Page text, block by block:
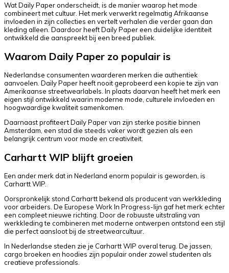
Wat Daily Paper onderscheidt, is de manier waarop het mode
combineert met cultuur. Het merk verwerkt regelmatig Afrikaanse
invloeden in zijn collecties en vertelt verhalen die verder gaan dan
kleding alleen. Daardoor heeft Daily Paper een duidelijke identiteit
ontwikkeld die aanspreekt bij een breed publiek.
Waarom Daily Paper zo populair is
Nederlandse consumenten waarderen merken die authentiek
aanvoelen. Daily Paper heeft nooit geprobeerd een kopie te zijn van
Amerikaanse streetwearlabels. In plaats daarvan heeft het merk een
eigen stijl ontwikkeld waarin moderne mode, culturele invloeden en
hoogwaardige kwaliteit samenkomen.
Daarnaast profiteert Daily Paper van zijn sterke positie binnen
Amsterdam, een stad die steeds vaker wordt gezien als een
belangrijk centrum voor mode en creativiteit.
Carhartt WIP blijft groeien
Een ander merk dat in Nederland enorm populair is geworden, is
Carhartt WIP.
Oorspronkelijk stond Carhartt bekend als producent van werkkleding
voor arbeiders. De Europese Work In Progress-lijn gaf het merk echter
een compleet nieuwe richting. Door de robuuste uitstraling van
werkkleding te combineren met moderne ontwerpen ontstond een stijl
die perfect aansloot bij de streetwearcultuur.
In Nederlandse steden zie je Carhartt WIP overal terug. De jassen,
cargo broeken en hoodies zijn populair onder zowel studenten als
creatieve professionals.